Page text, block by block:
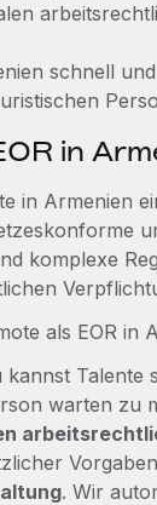
schnell
in
in Armenien
komplexe
als EOR in
kannst Talente
warten zu
. Wir